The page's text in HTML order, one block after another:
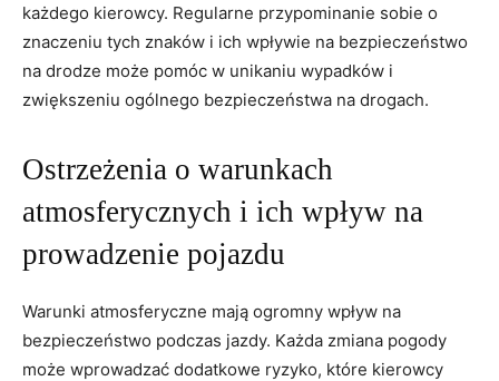
każdego kierowcy. Regularne przypominanie⁣ sobie o​
znaczeniu tych znaków i ich wpływie na bezpieczeństwo
na drodze może pomóc ⁢w unikaniu wypadków i
zwiększeniu ogólnego bezpieczeństwa na drogach.
Ostrzeżenia o warunkach
atmosferycznych⁣ i ich wpływ na
prowadzenie pojazdu
Warunki atmosferyczne mają​ ogromny wpływ ⁤na
bezpieczeństwo⁣ podczas ​jazdy. Każda zmiana pogody
⁤może wprowadzać⁤ dodatkowe ‍ryzyko, ⁤które‌ kierowcy